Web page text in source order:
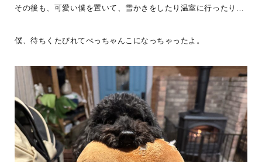
BESSつくば
その後も、可愛い僕を置いて、雪かきをしたり温室に行ったり…
僕、待ちくたびれてぺっちゃんこになっちゃったよ。